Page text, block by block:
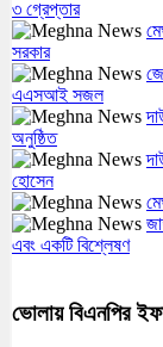
৩ গ্রেপ্তার
সরকার
এএসআই সজল
অনুষ্ঠিত
হোসেন
এবং একটি বিশ্লেষণ
ভোলায় বিএনপির